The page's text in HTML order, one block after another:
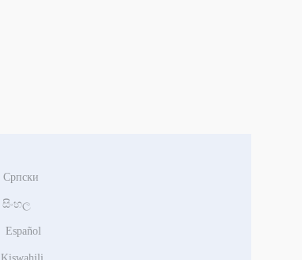
Српски
සිංහල
Español